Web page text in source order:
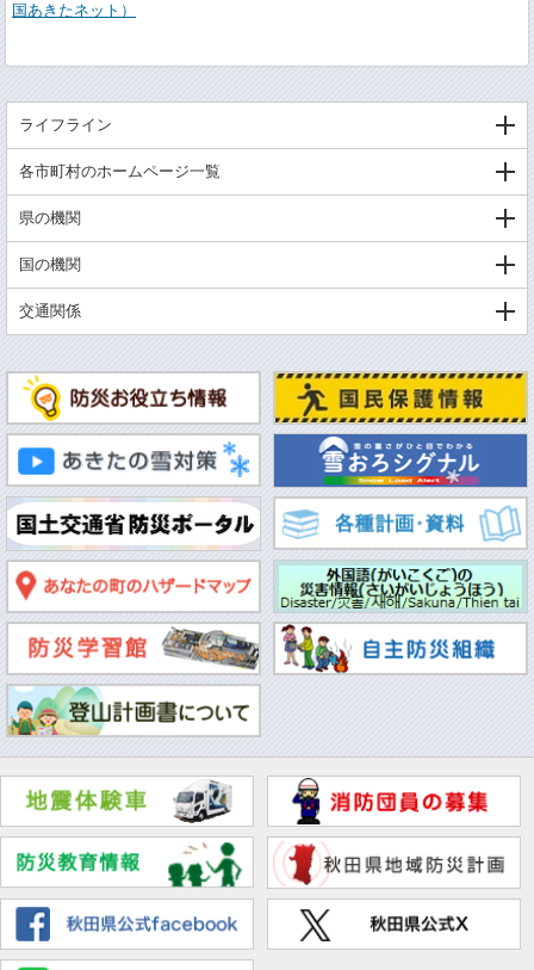
国あきたネット）
ライフライン
各市町村のホームページ一覧
県の機関
国の機関
交通関係